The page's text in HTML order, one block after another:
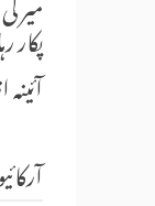
پکار
آئینہ